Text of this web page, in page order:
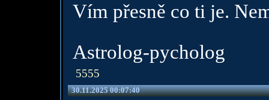
Vím přesně co ti je.
Astrolog-pycholog
5555
30.11.2025 00:07:40